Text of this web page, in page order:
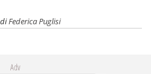
diFederica Puglisi
Adv